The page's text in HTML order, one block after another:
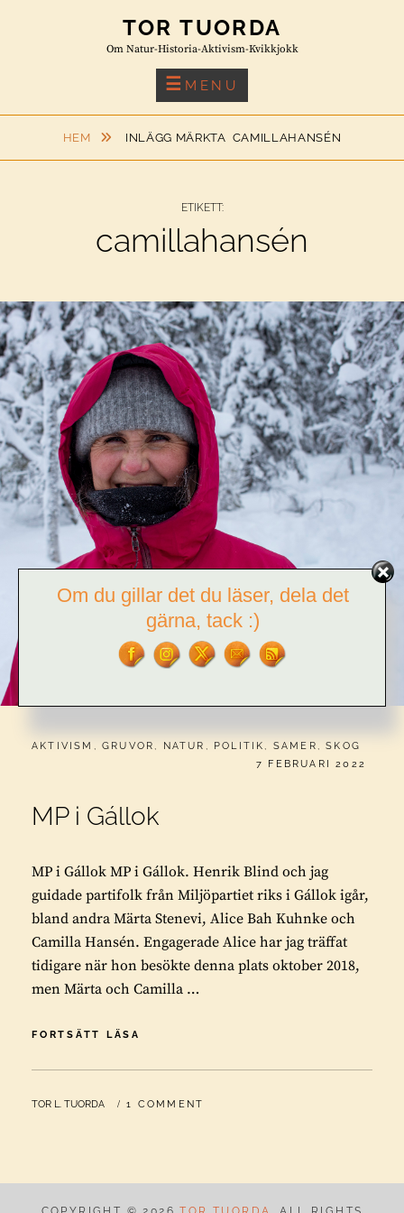
TOR TUORDA
Om Natur-Historia-Aktivism-Kvikkjokk
MENU
HEM INLÄGG MÄRKTA CAMILLAHANSÉN
ETIKETT:
camillahansén
CATEGORIES:
AKTIVISM ,GRUVOR , NATUR , POLITIK , SAMER ,SKOG
PUBLICERAT
7 FEBRUARI 2022
MP i Gállok
MP i Gállok MP i Gállok. Henrik Blind och jag
guidade partifolk från Miljöpartiet riks i Gállok igår,
bland andra Märta Stenevi, Alice Bah Kuhnke och
Camilla Hansén. Engagerade Alice har jag träffat
tidigare när hon besökte denna plats oktober 2018,
men Märta och Camilla …
FORTSÄTT LÄSA
GÁLLOK
BY
TOR L. TUORDA 1 COMMENT
Om du gillar det du läser, dela det
gärna, tack :)